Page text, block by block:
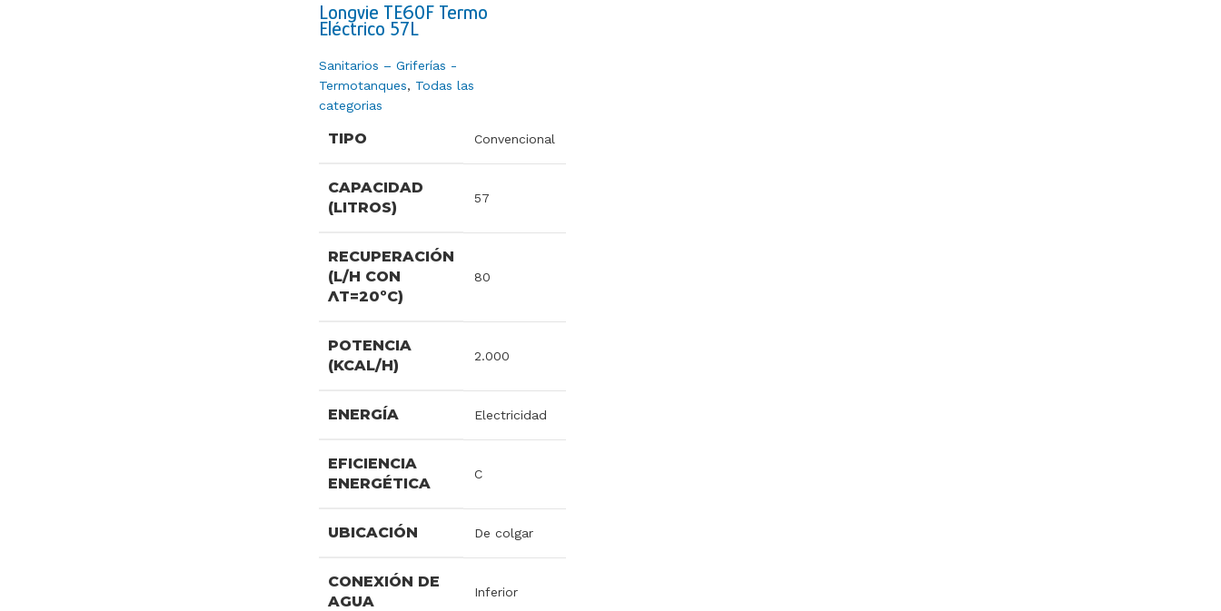
Longvie TE60F Termo
Eléctrico 57L
Sanitarios – Griferías -
Termotanques, Todas las
categorias
TIPO Convencional
CAPACIDAD
(LITROS)
57
RECUPERACIÓN
(L/H CON
ɅT=20ºC)
80
POTENCIA
(KCAL/H)
2.000
ENERGÍA Electricidad
EFICIENCIA
ENERGÉTICA
C
UBICACIÓN De colgar
CONEXIÓN DE
AGUA
Inferior